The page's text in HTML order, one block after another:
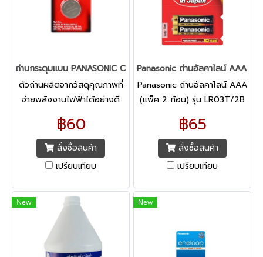
ถ่านกระดุมแบน PANASONIC CR-2025 แพ็ค 1 ก้อน
ตัวถ่านผลิตจากวัสดุคุณภาพที่
จ่ายพลังงานไฟฟ้าได้อย่างดี
ทนทานต่อการใช้งานสูง ให้
พลังงานไฟฟ้าเพื่อการใช้งานที่
สม่ำเสมอยาวนาน
฿60
สั่งซื้อสินค้า
เปรียบเทียบ
Panasonic ถ่านอัลคาไลน์ AAA (
Panasonic ถ่านอัลคาไลน์ AAA
(แพ็ค 2 ก้อน) รุ่น LR03T/2B
สีทอง
฿65
สั่งซื้อสินค้า
เปรียบเทียบ
New New